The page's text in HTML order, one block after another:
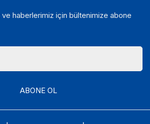
haberlerimiz için bültenimize abone
ABONE OL